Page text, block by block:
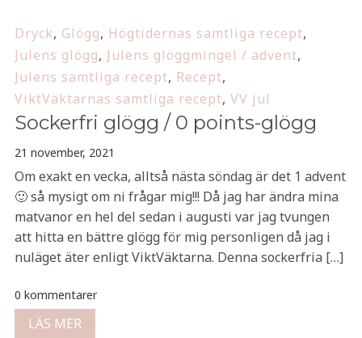
Dryck, Glögg, Högtidernas samtliga recept,
Julens glögg, Julens glöggmingel / advent,
Julens samtliga recept, Recept,
ViktVäktarnas samtliga recept, VV jul
Sockerfri glögg / 0 points-glögg
21 november, 2021
Om exakt en vecka, alltså nästa söndag är det 1 advent
🙂 så mysigt om ni frågar mig!!! Då jag har ändra mina
matvanor en hel del sedan i augusti var jag tvungen
att hitta en bättre glögg för mig personligen då jag i
nuläget äter enligt ViktVäktarna. Denna sockerfria […]
0 kommentarer
LÄS MER